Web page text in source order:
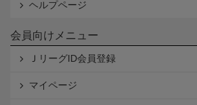
ヘルプページ
会員向けメニュー
ＪリーグID会員登録
マイページ